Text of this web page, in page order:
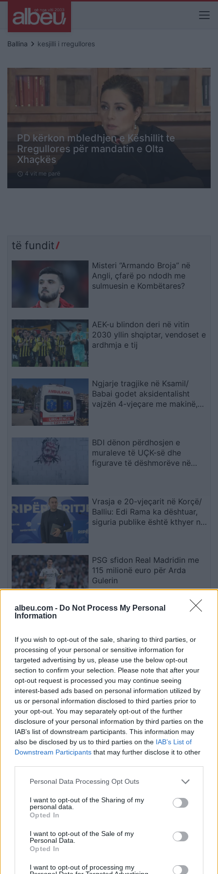
albeu.com - Do Not Process My Personal
Information
If you wish to opt-out of the sale, sharing to third parties, or
processing of your personal or sensitive information for
targeted advertising by us, please use the below opt-out
section to confirm your selection. Please note that after your
opt-out request is processed you may continue seeing
interest-based ads based on personal information utilized by
us or personal information disclosed to third parties prior to
your opt-out. You may separately opt-out of the further
disclosure of your personal information by third parties on the
IAB’s list of downstream participants. This information may
also be disclosed by us to third parties on the IAB’s List of
Downstream Participants that may further disclose it to other
Personal Data Processing Opt Outs
I want to opt-out of the Sharing of my
personal data.
Opted In
I want to opt-out of the Sale of my
Personal Data.
Opted In
I want to opt-out of processing my
Ballina keyboard_arrow_right kesjilli i rregullores
PD kërkon mbledhjen e Këshillit te
Rregullores për mandatin e Olta
Xhaçkës
schedule 4 vit me parë
të fundit
Misteri “Armando Broja” në
Angli, çfarë po ndodh me
sulmuesin e Kombëtares?
AEK-u blindon deri në vitin
2030 yllin shqiptar, vendoset e
ardhmja e tij
Ngjarje tragjike në Ksamil/
Babai godet aksidentalisht
vajzën 4-vjeçare me makinë,
BDI dënon përdhosjen e
muraleve të UÇK-së dhe
figurave të dëshmorëve në
Vrasja e 20-vjeçarit në Korçë/
Balliu: Edi Rama ka dështuar,
siguria publike është kthyer në
PSG sfidon Real Madridin me
115 milionë euro për Arda
Gulerin
manipuluar persona realë
Esim for Global
Esim for USA|Esim for Italy| Esim for Spain|Esim